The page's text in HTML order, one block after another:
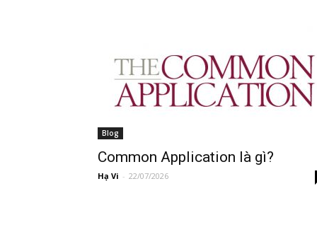
Blog
Common Application là gì?
Hạ Vi - 22/07/2026